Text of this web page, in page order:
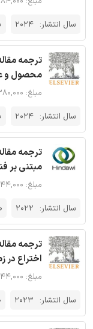
سال انتشار: 2024
ترجمه
محصول و
مبلغ: ۳۸۰,۰۰۰ تومان
سال انتشار: 2024
ترجمه
مبتنی بر
مبلغ: ۳۴۴,۰۰۰ تومان
سال انتشار: 2022
ترجمه
اختراع در
مبلغ: ۳۴۴,۰۰۰ تومان
سال انتشار: 2023